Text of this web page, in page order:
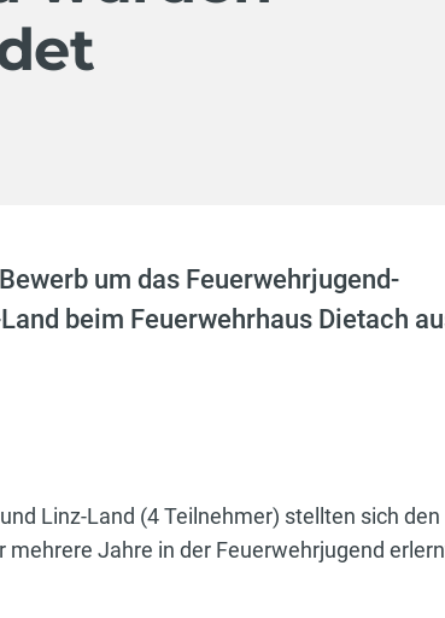
um das Feuerwehrjugend-
beim Feuerwehrhaus Dietach
Linz-Land (4 Teilnehmer) stellten sich
Jahre in der Feuerwehrjugend